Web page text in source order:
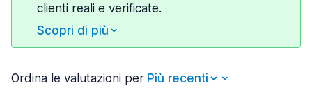
clienti reali e verificate.
Scopri di più
Ordina le valutazioni per